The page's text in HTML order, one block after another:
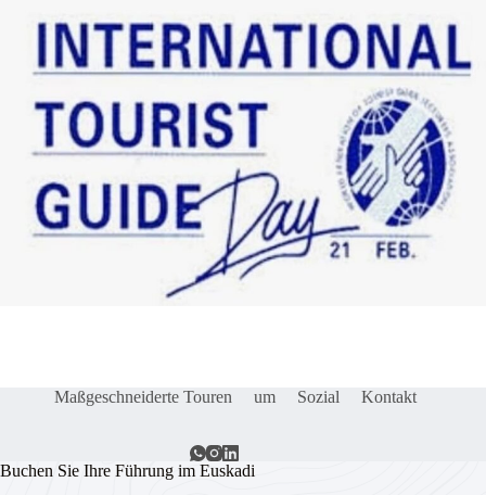
Maßgeschneiderte Touren um Sozial Kontakt
Buchen Sie Ihre Führung im Euskadi